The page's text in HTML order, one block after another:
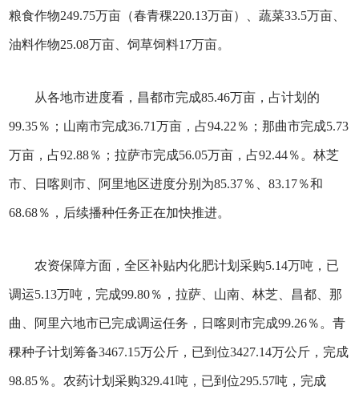
粮食作物249.75万亩（春青稞220.13万亩）、蔬菜33.5万亩、
油料作物25.08万亩、饲草饲料17万亩。
从各地市进度看，昌都市完成85.46万亩，占计划的
99.35％；山南市完成36.71万亩，占94.22％；那曲市完成5.73
万亩，占92.88％；拉萨市完成56.05万亩，占92.44％。林芝
市、日喀则市、阿里地区进度分别为85.37％、83.17％和
68.68％，后续播种任务正在加快推进。
农资保障方面，全区补贴内化肥计划采购5.14万吨，已
调运5.13万吨，完成99.80％，拉萨、山南、林芝、昌都、那
曲、阿里六地市已完成调运任务，日喀则市完成99.26％。青
稞种子计划筹备3467.15万公斤，已到位3427.14万公斤，完成
98.85％。农药计划采购329.41吨，已到位295.57吨，完成